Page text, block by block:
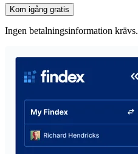
Kom igång gratis
Ingen betalningsinformation krävs.